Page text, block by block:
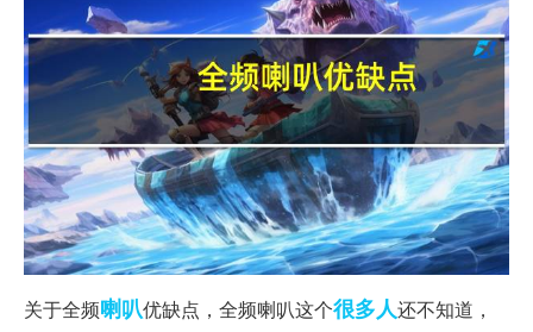
关于全频喇叭优缺点，全频喇叭这个很多人还不知道，